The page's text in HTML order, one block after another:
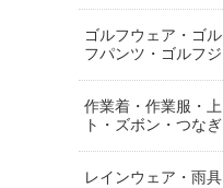
ゴルフウェア・ゴ
フパンツ・ゴルフ
作業着・作業服・
ト・ズボン・つなぎ
レインウェア・雨